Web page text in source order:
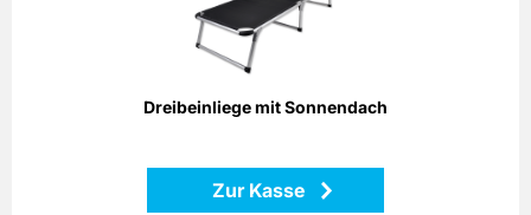
Dreibeinliege mit Sonnendach
Zur Kasse
Gestänge aus Aluminiumrohren
regulierbares Sonnendach
zusammenfaltbar für platzsparende Lagerung
Farbe: schwarz